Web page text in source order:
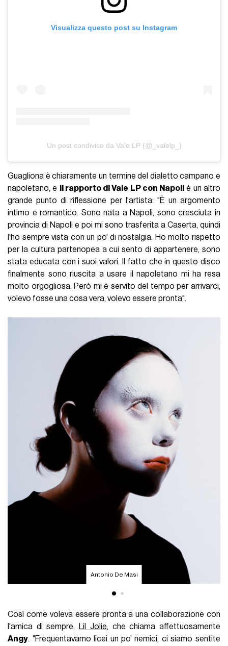
Visualizza questo post su Instagram
Un post condiviso da Vale LP (@_valelp_)
Guagliona è chiaramente un termine del dialetto campano e
napoletano, e il rapporto di Vale LP con Napoli è un altro
grande punto di riflessione per l'artista: "È un argomento
intimo e romantico. Sono nata a Napoli, sono cresciuta in
provincia di Napoli e poi mi sono trasferita a Caserta, quindi
l'ho sempre vista con un po' di nostalgia. Ho molto rispetto
per la cultura partenopea a cui sento di appartenere, sono
stata educata con i suoi valori. Il fatto che in questo disco
finalmente sono riuscita a usare il napoletano mi ha resa
molto orgogliosa. Però mi è servito del tempo per arrivarci,
volevo fosse una cosa vera, volevo essere pronta".
Antonio De Masi
Così come voleva essere pronta a una collaborazione con
l'amica di sempre,
Lil Jolie, che chiama affettuosamente
Angy. "Frequentavamo licei un po' nemici, ci siamo sentite